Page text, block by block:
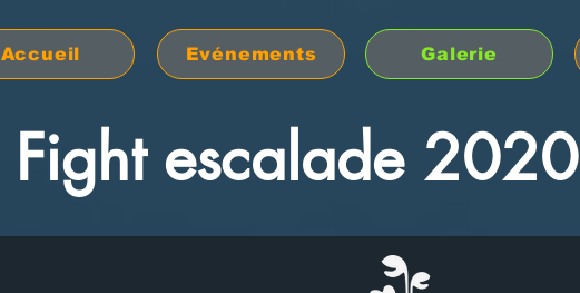
Accueil Evénements Galerie
Fight escalade 2020